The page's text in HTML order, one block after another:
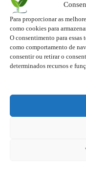
Para proporcionar as
como cookies para
O consentimento para
como comportamento de
consentir ou retirar o
determinados recursos e
O site é um
Participe
Podemos
se nos
Inscreva-
2025 - Todos os
Layout da home